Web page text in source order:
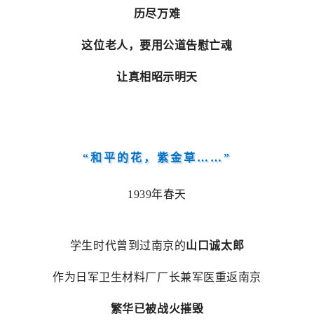
历尽万难
这位老人，要用公道告慰亡魂
让真相昭示明天
“和平的花，紫金草……”
1939年春天
学生时代曾到过南京的山口诚太郎
作为日军卫生材料厂厂长兼军医重返南京
繁华已被战火摧毁